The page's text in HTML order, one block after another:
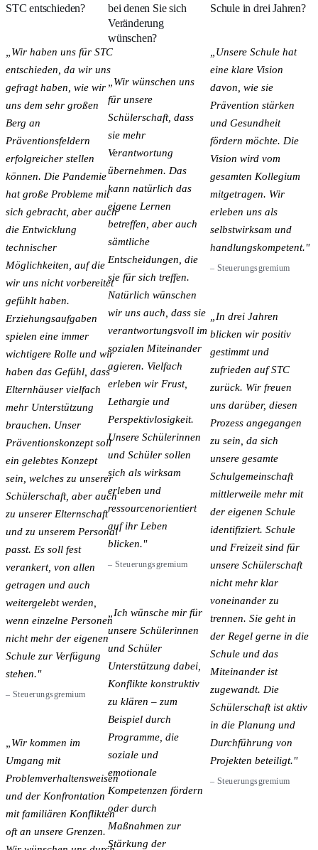
STC entschieden?
Wir haben uns für STC
entschieden, da wir uns
gefragt haben, wie wir
uns dem sehr großen
Berg an
Präventionsfeldern
erfolgreicher stellen
können. Die Pandemie
hat große Probleme mit
sich gebracht, aber auch
die Entwicklung
technischer
Möglichkeiten, auf die
wir uns nicht vorbereitet
gefühlt haben.
Erziehungsaufgaben
spielen eine immer
wichtigere Rolle und wir
haben das Gefühl, dass
Elternhäuser vielfach
mehr Unterstützung
brauchen. Unser
Präventionskonzept soll
ein gelebtes Konzept
sein, welches zu unserer
Schülerschaft, aber auch
zu unserer Elternschaft
und zu unserem Personal
passt. Es soll fest
verankert, von allen
getragen und auch
weitergelebt werden,
wenn einzelne Personen
nicht mehr der eigenen
Schule zur Verfügung
stehen.
– Steuerungsgremium
Wir kommen im
Umgang mit
Problemverhaltensweisen
und der Konfrontation
mit familiären Konflikten
oft an unsere Grenzen.
bei denen Sie sich
Veränderung
wünschen?
Wir wünschen uns
für unsere
Schülerschaft, dass
sie mehr
Verantwortung
übernehmen. Das
kann natürlich das
eigene Lernen
betreffen, aber auch
sämtliche
Entscheidungen, die
sie für sich treffen.
Natürlich wünschen
wir uns auch, dass sie
verantwortungsvoll im
sozialen Miteinander
agieren. Vielfach
erleben wir Frust,
Lethargie und
Perspektivlosigkeit.
Unsere Schülerinnen
und Schüler sollen
sich als wirksam
erleben und
ressourcenorientiert
auf ihr Leben
blicken.
– Steuerungsgremium
Ich wünsche mir für
unsere Schülerinnen
und Schüler
Unterstützung dabei,
Konflikte konstruktiv
zu klären – zum
Beispiel durch
Programme, die
soziale und
emotionale
Kompetenzen fördern
oder durch
Maßnahmen zur
Stärkung der
Schule in drei Jahren?
Unsere Schule hat
eine klare Vision
davon, wie sie
Prävention stärken
und Gesundheit
fördern möchte. Die
Vision wird vom
gesamten Kollegium
mitgetragen. Wir
erleben uns als
selbstwirksam und
handlungskompetent.
– Steuerungsgremium
In drei Jahren
blicken wir positiv
gestimmt und
zufrieden auf STC
zurück. Wir freuen
uns darüber, diesen
Prozess angegangen
zu sein, da sich
unsere gesamte
Schulgemeinschaft
mittlerweile mehr mit
der eigenen Schule
identifiziert. Schule
und Freizeit sind für
unsere Schülerschaft
nicht mehr klar
voneinander zu
trennen. Sie geht in
der Regel gerne in die
Schule und das
Miteinander ist
zugewandt. Die
Schülerschaft ist aktiv
in die Planung und
Durchführung von
Projekten beteiligt.
– Steuerungsgremium